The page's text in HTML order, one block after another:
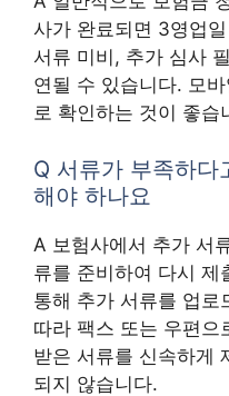
사가 완료되면 3영업
서류 미비, 추가 심사
연될 수 있습니다. 모
로 확인하는 것이 좋습
Q 서류가 부족하다
해야 하나요
A 보험사에서 추가 서
류를 준비하여 다시 제
통해 추가 서류를 업로
따라 팩스 또는 우편으
받은 서류를 신속하게
되지 않습니다.